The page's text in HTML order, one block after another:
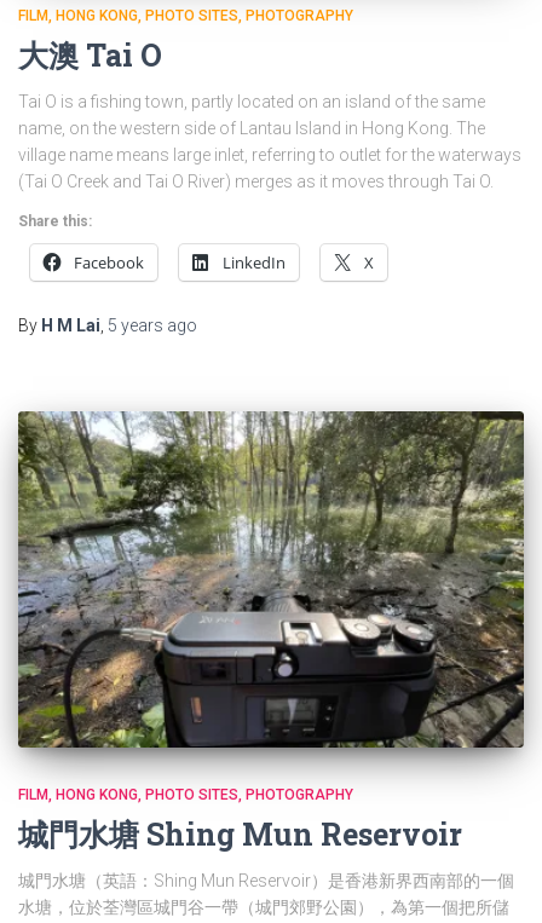
FILM HONG KONG PHOTO SITES PHOTOGRAPHY
大澳 Tai O
Tai O is a fishing town, partly located on an island of the same
name, on the western side of Lantau Island in Hong Kong. The
village name means large inlet, referring to outlet for the waterways
(Tai O Creek and Tai O River) merges as it moves through Tai O.
Share this:
Facebook LinkedIn X
By H M Lai 5 years ago
FILM HONG KONG PHOTO SITES PHOTOGRAPHY
城門水塘 Shing Mun Reservoir
城門水塘（英語：Shing Mun Reservoir）是香港新界西南部的一個
水塘，位於荃灣區城門谷一帶（城門郊野公園），為第一個把所儲